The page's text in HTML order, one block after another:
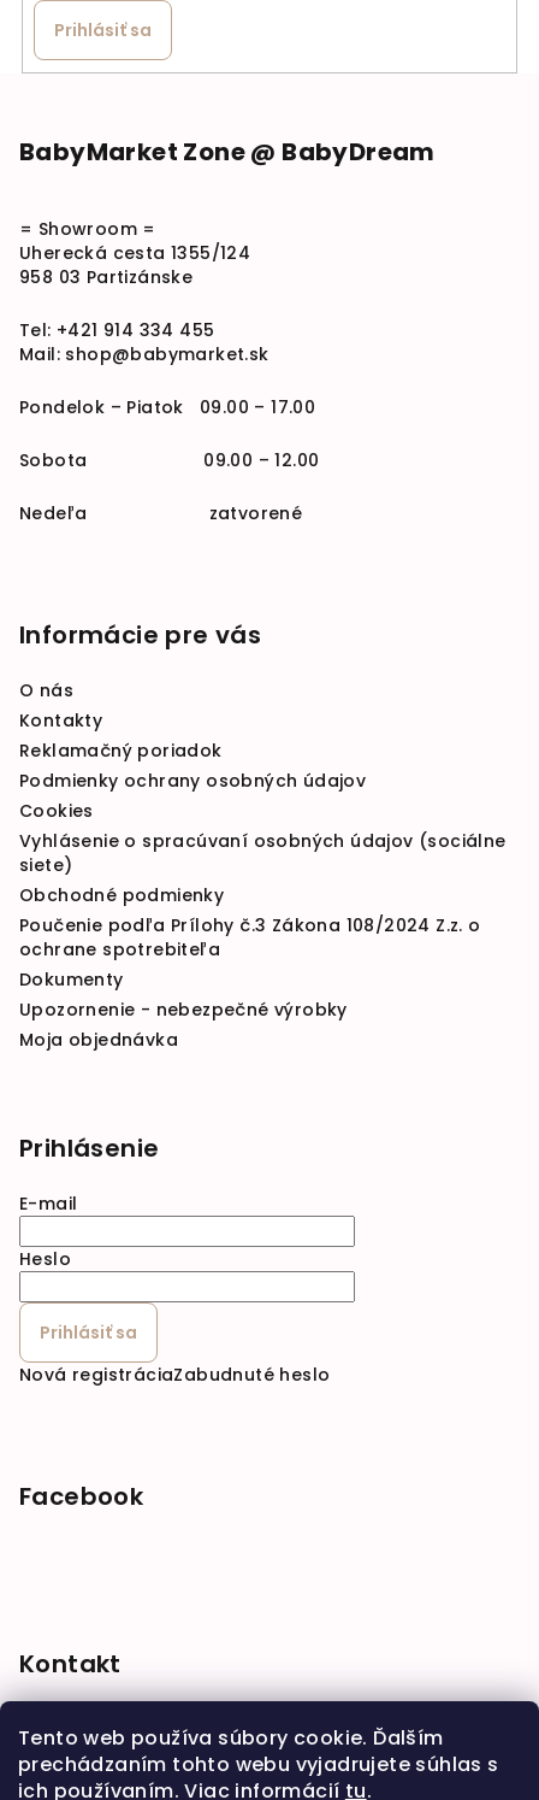
Tento web používa súbory cookie. Ďalším
prechádzaním tohto webu vyjadrujete súhlas s
ich používaním. Viac informácií tu.
Prihlásiť sa
BabyMarket Zone @ BabyDream
= Showroom =
Uherecká cesta 1355/124
958 03 Partizánske
Tel: +421 914 334 455
Mail: shop@babymarket.sk
Pondelok – Piatok 09.00 – 17.00
Sobota 09.00 – 12.00
Nedeľa zatvorené
Informácie pre vás
O nás
Kontakty
Reklamačný poriadok
Podmienky ochrany osobných údajov
Cookies
Vyhlásenie o spracúvaní osobných údajov (sociálne
siete)
Obchodné podmienky
Poučenie podľa Prílohy č.3 Zákona 108/2024 Z.z. o
ochrane spotrebiteľa
Dokumenty
Upozornenie - nebezpečné výrobky
Moja objednávka
Prihlásenie
E-mail
Heslo
Prihlásiť sa
Nová registráciaZabudnuté heslo
Facebook
Kontakt
shop @babymarket.sk
+421 914 334 455